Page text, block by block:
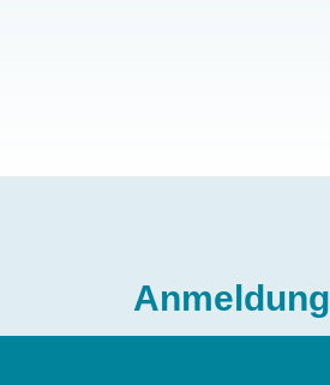
Anmeldung